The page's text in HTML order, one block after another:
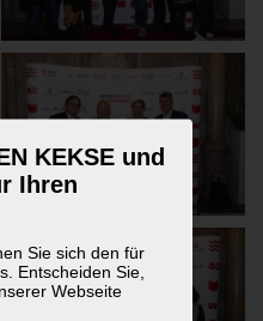
KEKSE und
Ihren
Sie sich den für
Entscheiden Sie,
Webseite